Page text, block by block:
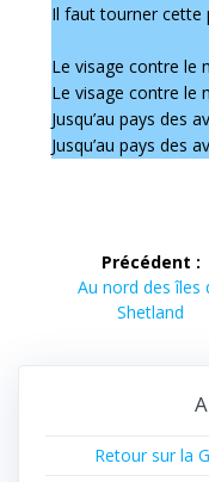
Il faut tourner cette
Le visage contre le
Le visage contre le
Jusqu’au pays des
Jusqu’au pays des
Navigation
Précédent :
Article
précédent :
Au nord des îles
Shetland
Retour sur la